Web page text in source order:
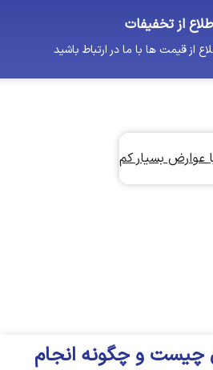
از تخفیفات
قیمت ها با ما در ارتباط باشید
بسیار کم
و چگونه انجام